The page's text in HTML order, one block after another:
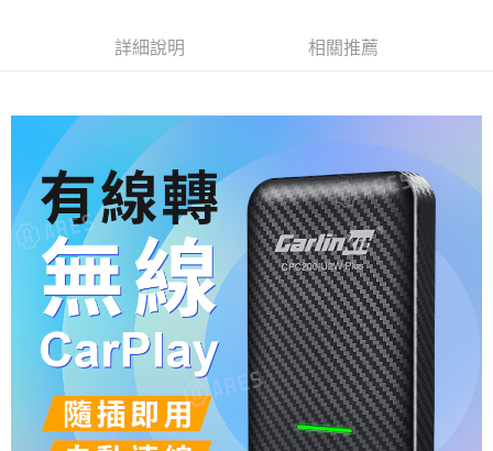
2.透過簡訊連結打開帳單後，可選擇「超商條碼／台灣大直營門市／銀行轉
帳／街口支付／iPASS MONEY」等通路繳費。
1.本服務係由「台灣大哥大股份有限公司」（以下簡稱本公司）所提供，讓
用戶於交易時，得透過本服務購買商品或服務，並由商店將買賣／分期付款
買賣價金債權讓與本公司後，依約使用本公司帳單繳交帳款。
2.基於同意付款使用「大哥付你分期」之契約關係目的，商店將以您的個人
資料（包含姓名、電話或地址）提供予台灣大哥大進項蒐集、處理及利用，
由本公司與您本人進行分期帳單所需資料之確認、核對及更正。
3.完整用戶服務條款，請詳閱以下連結：https://oppay.tw/userRule
結帳頁面，進行簡訊認證並確認金額後，即可完成結帳。
※ 請注意：結帳手續完成當下不需立刻繳費，但若您需要取消訂單，請聯絡
購買商品的店家。未經商家同意取消之訂單仍視為有效，需透過AFTEE先享
後付繳納相關費用。
※ 交易是否成功請以「AFTEE先享後付 」之結帳頁面顯示為準，若有關於
是否繳費成功／繳費後需取消欲退款等相關疑問，請聯繫「AFTEE先享後付
客戶支援中心」 https://netprotections.freshdesk.com/support/home
【注意事項】
１．透過由恩沛科技股份有限公司提供之「AFTEE先享後付」服務完成之交
易，需依本服務之必要範圍內提供個人資料，並將交易相關給付款項請求債
權轉讓予恩沛科技股份有限公司。
２．關於個人資料處理事宜，請瀏覽以下網址：
https://aftee.tw/terms/#terms3
３．未成年的使用者請事先徵得法定代理人或監護人之同意方可使用
「AFTEE先享後付」，若未經同意申辦者引起之損失，本公司不負相關責
任。
４．使用「AFTEE先享後付」時，將依據個別帳號之用戶狀況，依本公司即
7-11取貨付款
每筆NT$60，滿NT$998(含以上)免運費
7-11純取貨
每筆NT$60，滿NT$998(含以上)免運費
宅配
每筆NT$80，滿NT$1,300(含以上)免運費
詳細說明 相關推薦